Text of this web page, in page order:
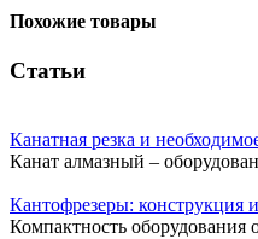
Похожие товары
Статьи
Канатная резка и
Канат алмазный –
Кантофрезеры: конструкция
Компактность оборудования